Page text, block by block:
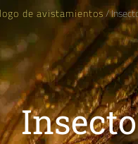
de avistamientos/